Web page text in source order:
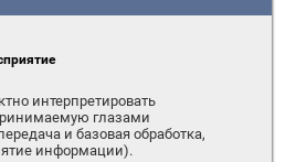
интерпретировать
глазами
и базовая обработка,
информации).